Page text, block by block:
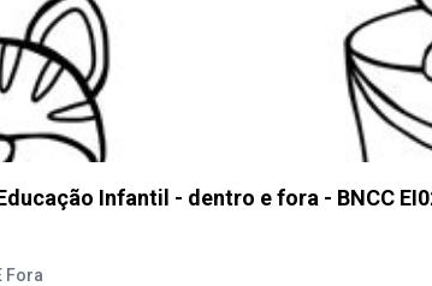
Infantil - dentro e fora - BNCC
Fora